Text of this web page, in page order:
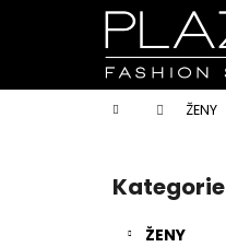
Domů ŽENY
Přeskočit
kategorie
Kategorie
ŽENY
í
Zpět
do
Zpět
do